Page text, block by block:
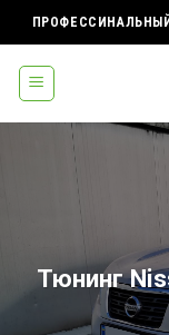
to
content
Тюнинг